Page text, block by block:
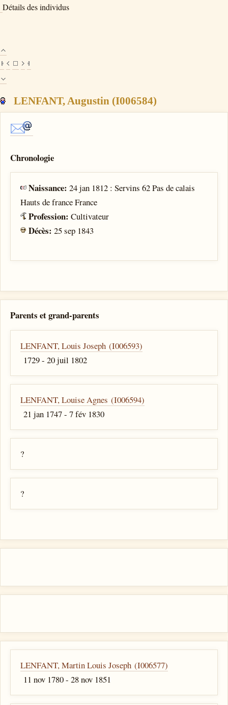
Détails des individus
LENFANT, Augustin (I006584)
Chronologie
Naissance:24 jan 1812 : Servins 62 Pas de calais
Hauts de france France
Profession:Cultivateur
Décès:25 sep 1843
Parents et grand-parents
LENFANT, Louis Joseph (I006593)
1729 - 20 juil 1802
LENFANT, Louise Agnes (I006594)
21 jan 1747 - 7 fév 1830
?
?
LENFANT, Martin Louis Joseph (I006577)
11 nov 1780 - 28 nov 1851